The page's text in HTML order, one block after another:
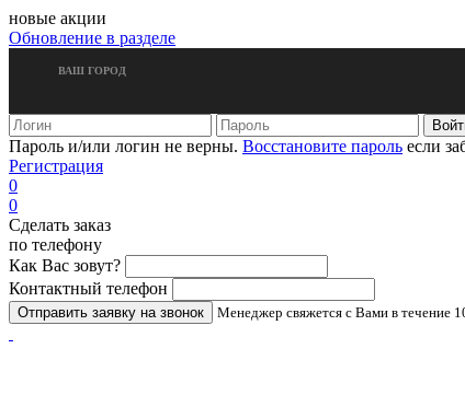
новые акции
Обновление в разделе
ВАШ ГОРОД
Пароль и/или логин не верны. Восстановите пароль если
Регистрация
0
0
Сделать заказ
по телефону
Как Вас зовут?
Контактный телефон
Менеджер свяжется с Вами в течение